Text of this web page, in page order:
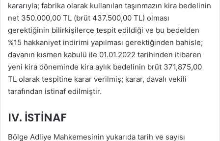
kararıyla; fabrika olarak kullanılan taşınmazın kira bedelinin
net 350.000,00 TL (brüt 437.500,00 TL) olması
gerektiğinin bilirkişilerce tespit edildiği ve bu bedelden
%15 hakkaniyet indirimi yapılması gerektiğinden bahisle;
davanın kısmen kabulü ile 01.01.2022 tarihinden itibaren
yeni kira döneminde kira aylık bedelinin brüt 371,875,00
TL olarak tespitine karar verilmiş; karar, davalı vekili
tarafından istinaf edilmiştir.
IV. İSTİNAF
Bölge Adliye Mahkemesinin yukarıda tarih ve sayısı